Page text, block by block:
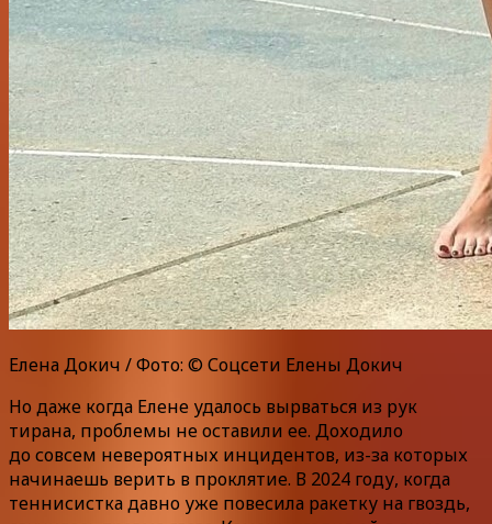
Елена Докич / Фото: © Соцсети Елены Докич
Но даже когда Елене удалось вырваться из рук
тирана, проблемы не оставили ее. Доходило
до совсем невероятных инцидентов, из-за которых
начинаешь верить в проклятие. В 2024 году, когда
теннисистка давно уже повесила ракетку на гвоздь,